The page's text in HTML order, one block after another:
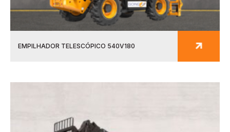
EMPILHADOR TELESCÓPICO 540V180